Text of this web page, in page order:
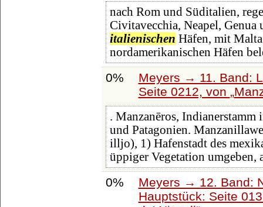
nach Rom und Süditalien,
Civitavecchia, Neapel,
italienischen Häfen, mit
nordamerikanischen Häfen
0%
Meyers → 11. Band:
Seite 0212, von
. Manzanēros,
und Patagonien.
illjo), 1) Hafenstadt des
üppiger Vegetation umgeben,
0%
Meyers → 12. Band:
Hauptstück: Seite